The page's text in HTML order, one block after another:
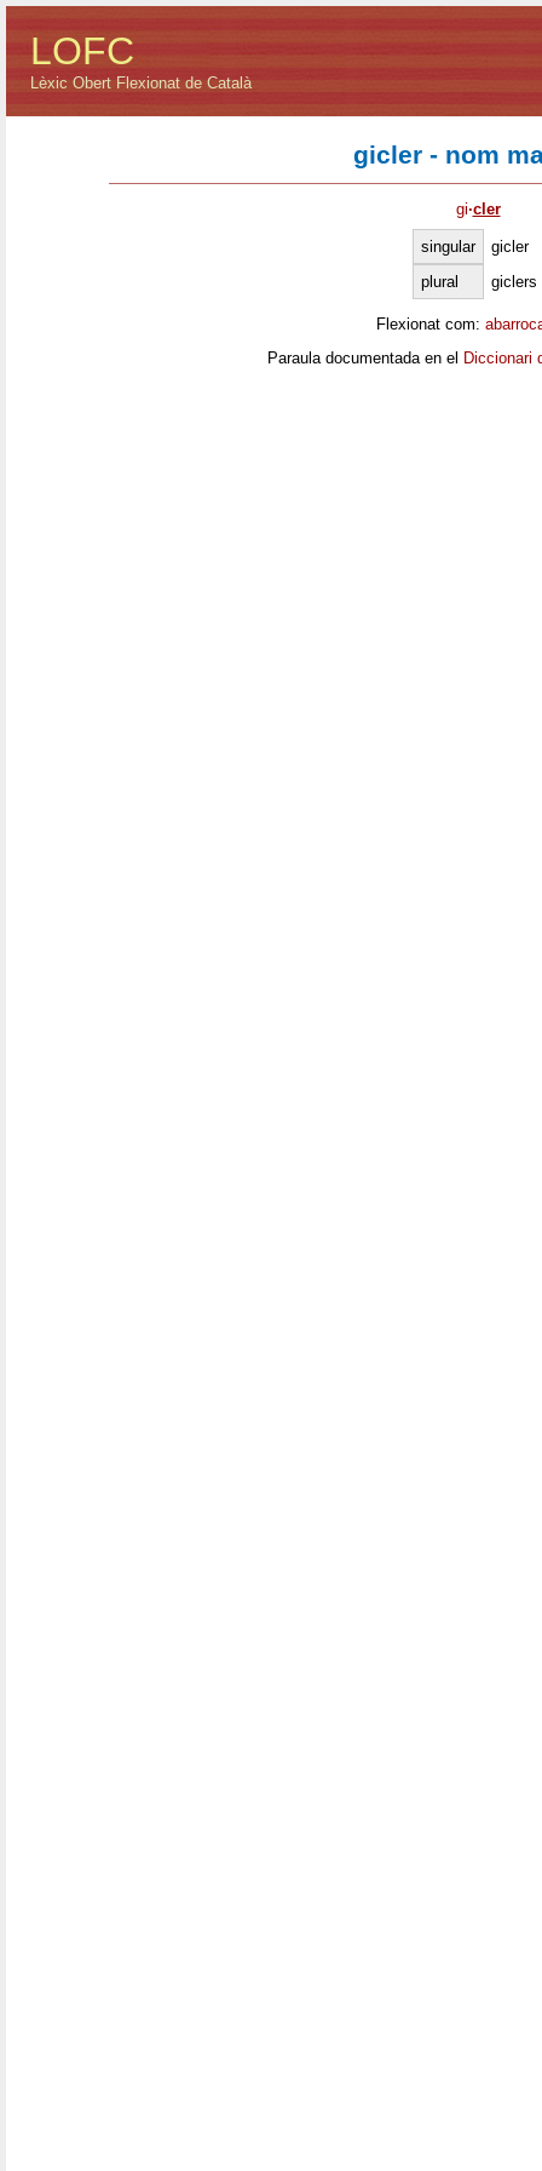
LOFC
Lèxic Obert Flexionat de Català
gicler - nom
gi·cler
singular
gicler
plural
giclers
Flexionat com:
Paraula documentada en el Diccionari